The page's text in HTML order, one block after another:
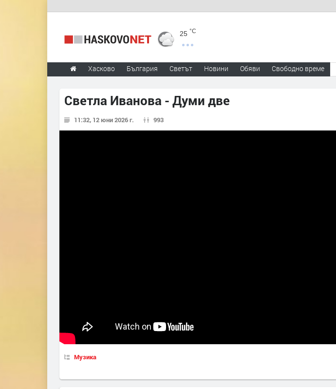
25 °C
Хасково България Светът Новини Обяви Свободно време
Светла Иванова - Думи две
11:32, 12 юни 2026 г. 993
Музика